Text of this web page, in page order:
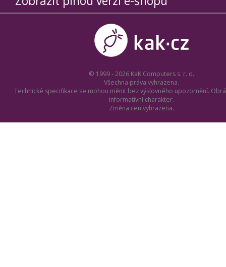
© 1999 - 2026 KaK Computers s. r. o.
Všechna práva vyhrazena.
Technické specifikace se mohou měnit bez výslovného upozornění.
informativní charakter.
Změna cen vyhrazena.